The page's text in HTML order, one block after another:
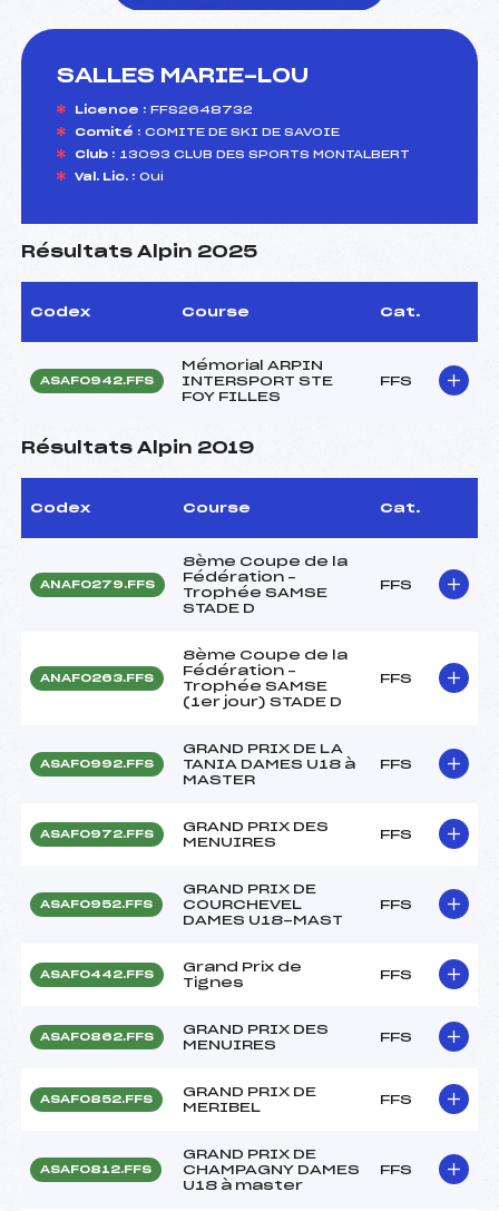
SALLES MARIE-LOU
Licence : FFS2648732
Comité : COMITE DE SKI DE SAVOIE
Club : 13093 CLUB DES SPORTS MONTALBERT
Val. Lic. : Oui
Résultats Alpin 2025
Codex Course Cat.
ASAF0942.FFS
Mémorial ARPIN
INTERSPORT STE
FOY FILLES
FFS
Résultats Alpin 2019
Codex Course Cat.
ANAF0279.FFS
8ème Coupe de la
Fédération –
Trophée SAMSE
STADE D
FFS
ANAF0263.FFS
8ème Coupe de la
Fédération –
Trophée SAMSE
(1er jour) STADE D
FFS
ASAF0992.FFS
GRAND PRIX DE LA
TANIA DAMES U18 à
MASTER
FFS
ASAF0972.FFS
GRAND PRIX DES
MENUIRES
FFS
ASAF0952.FFS
GRAND PRIX DE
COURCHEVEL
DAMES U18-MAST
FFS
ASAF0442.FFS
Grand Prix de
Tignes
FFS
ASAF0862.FFS
GRAND PRIX DES
MENUIRES
FFS
ASAF0852.FFS
GRAND PRIX DE
MERIBEL
FFS
ASAF0812.FFS
GRAND PRIX DE
CHAMPAGNY DAMES
U18 à master
FFS